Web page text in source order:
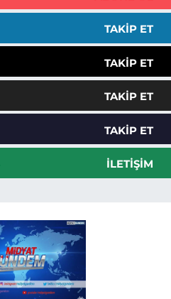
TAKIP ET
TAKIP ET
TAKIP ET
TAKIP ET
İLETIŞIM